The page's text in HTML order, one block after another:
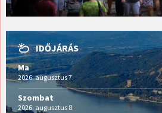
IDŐJÁRÁS
Ma
2026. augusztus 7.
Szombat
2026. augusztus 8.